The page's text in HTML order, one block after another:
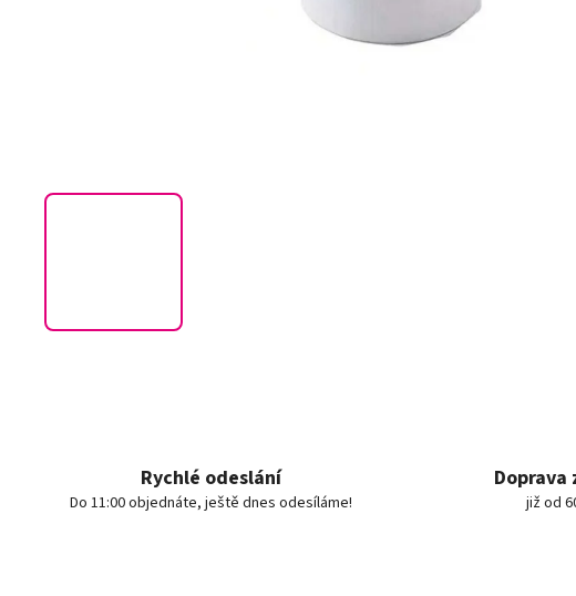
Rychlé odeslání
Do 11:00 objednáte, ještě dnes odesíláme!
Doprava
již od